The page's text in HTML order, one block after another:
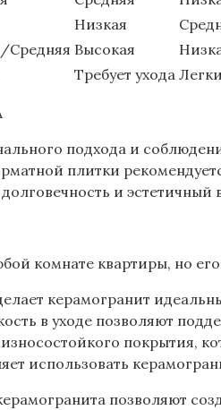
Низкая
Средняя Высокая
Требует ухода
подхода и
плитки
и
комнате квартиры, но
керамогранит
в уходе позволяют
покрытия,
использовать
позволяют